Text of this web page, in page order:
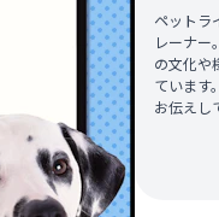
ペットラ
レーナ
の文化や
ています
お伝えし